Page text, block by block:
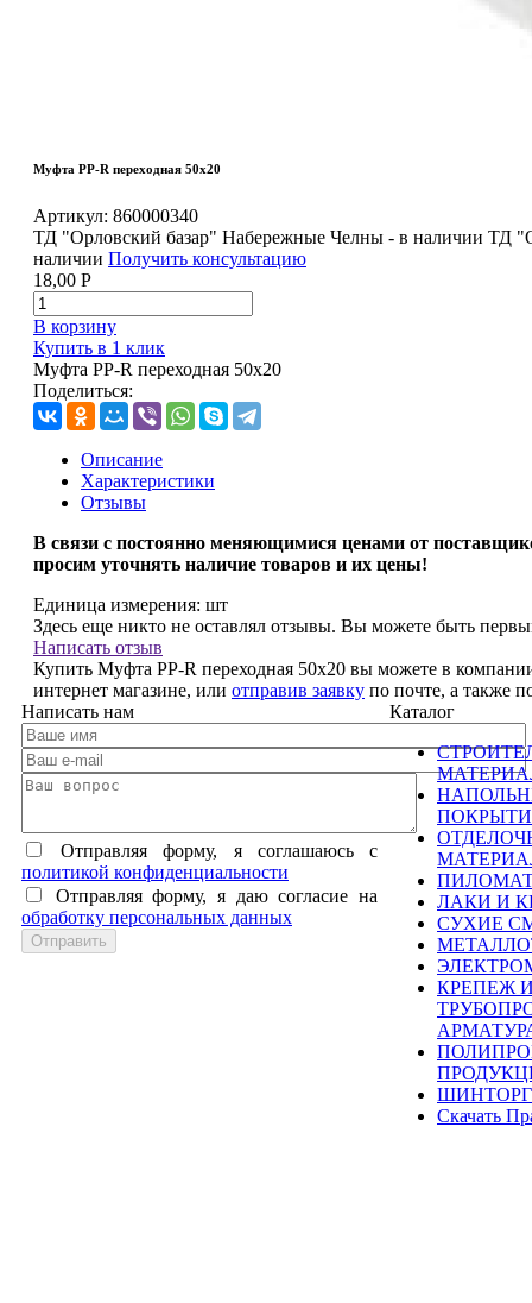
Муфта PP-R переходная 50х20
Артикул: 860000340
ТД "Орловский базар" Набережные Челны - в наличии ТД
наличии Получить консультацию
18,00 Р
В корзину
Купить в 1 клик
Муфта PP-R переходная 50х20
Поделиться:
Описание
Характеристики
Отзывы
В связи с постоянно меняющимися ценами от
просим уточнять наличие товаров и их цены!
Единица измерения: шт
Здесь еще никто не оставлял отзывы. Вы можете быть
Написать отзыв
Купить Муфта PP-R переходная 50х20 вы можете в
интернет магазине, или отправив заявку по почте, а также
Написать нам
Отправляя форму, я соглашаюсь c
политикой конфиденциальности
Отправляя форму, я даю согласие на
обработку персональных данных
Каталог
ЛАКИ И
СУХИЕ
КРЕПЕЖ
ШИНТОРГ
Скачать